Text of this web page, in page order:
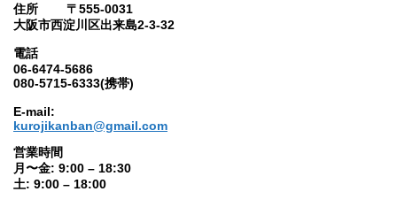
住所 〒555-0031
大阪市西淀川区出来島2-3-32
電話
06-6474-5686
080-5715-6333(携帯)
E-mail:
kurojikanban@gmail.com
営業時間
月〜金: 9:00 – 18:30
土: 9:00 – 18:00